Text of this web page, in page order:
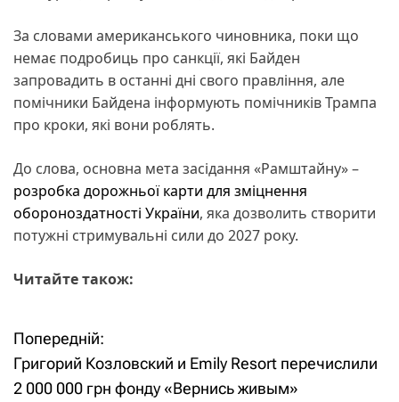
За словами американського чиновника, поки що
немає подробиць про санкції, які Байден
запровадить в останні дні свого правління, але
помічники Байдена інформують помічників Трампа
про кроки, які вони роблять.
До слова, основна мета засідання «Рамштайну» –
розробка дорожньої карти для зміцнення
обороноздатності України, яка дозволить створити
потужні стримувальні сили до 2027 року.
Читайте також:
Н
а
Попередній:
Григорий Козловский и Emily Resort перечислили
2 000 000 грн фонду «Вернись живым»